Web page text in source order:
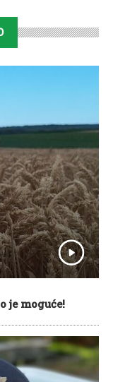
je moguće!